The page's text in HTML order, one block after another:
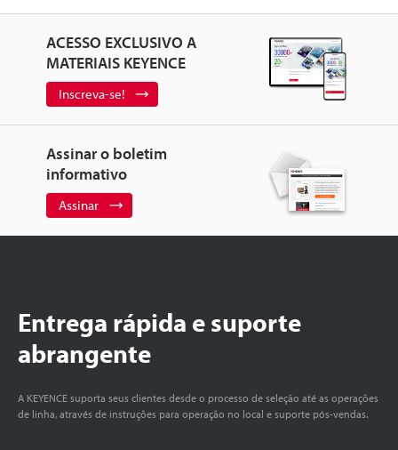
ACESSO EXCLUSIVO A
MATERIAIS KEYENCE
Inscreva-se!
Assinar o boletim
informativo
Assinar
Entrega rápida e suporte
abrangente
A KEYENCE suporta seus clientes desde o processo de seleção até as operações
de linha, através de instruções para operação no local e suporte pós-vendas.